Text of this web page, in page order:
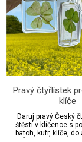
Pravý čtyřlístek
klíče
Daruj pravý Český
štěstí v klíčence s
batoh, kufr, klíče, do